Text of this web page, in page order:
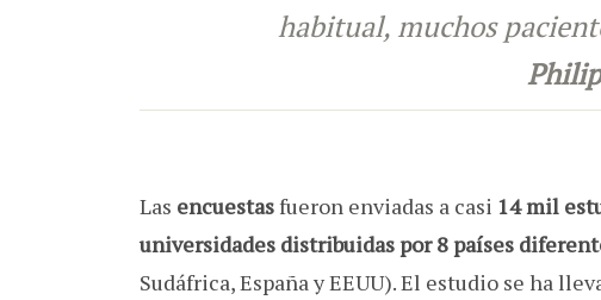
habitual, muchos
Las encuestasfueron enviadas a casi 14 mil
universidades distribuidas por 8 países
Sudáfrica, España y EEUU). El estudio se ha